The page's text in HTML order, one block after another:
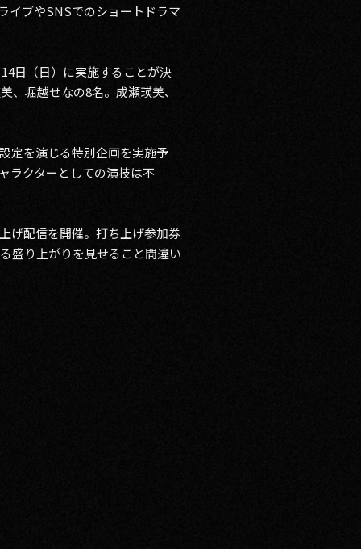
イブやSNSでのショートドラマ
日（日）に実施することが決
堀越せなの8名。成瀬瑛美、
定を演じる特別企画を実施予
ラクターとしての演技は不
げ配信を開催。打ち上げ参加券
盛り上がりを見せること間違い